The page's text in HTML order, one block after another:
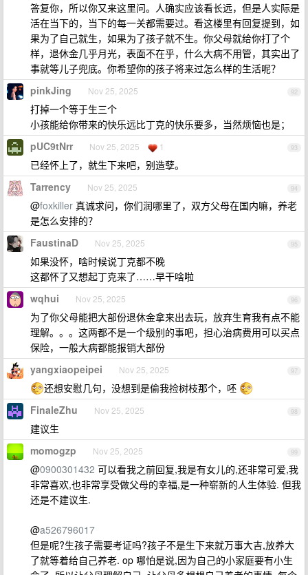
答复你，所以你又来这里问。人确实应该看长远，但是人实际是
活在当下的，当下的每一关都需要过。看这楼里有回复提到，如
果为了自己就生，如果为了孩子就不生。你父母就给你打了个
样，退休金几乎月光，表面不在乎，什么大病不用管，其实出了
事就等儿子兜底。你希望你的孩子将来过怎么样的生活呢？
92
pinkJing Nov 25, 2025
打掉一个等于生三个
小孩能给你带来的快乐远比丁克的快乐要多，当然烦恼也是；
93
pUC9tNrr Nov 25, 2025 1
已经怀上了，就生下来吧，别造孽。
94
Tarrency Nov 25, 2025
@foxkiller 真诚求问，你们润哪里了，双方父母在国内嘛，养老
是怎么安排的？
95
FaustinaD Nov 25, 2025
如果没怀，啥时候说丁克都不晚
这都怀了又想起丁克来了……早干啥啦
96
wqhui Nov 25, 2025
为了你父母能把大部份退休金拿来出去玩，放弃生育我有点不能
理解。。。这两都不是一个级别的事吧，担心治病费用可以买点
保险，一般大病都能报销大部份
97
yangxiaopeipei Nov 25, 2025
还想安慰几句，没想到是偷我捡树枝那个，呸
98
FinaleZhu Nov 25, 2025
建议生
99
momogzp Nov 25, 2025
@0900301432 可以看我之前回复,我是有女儿的,还非常可爱,我
非常喜欢,也非常享受做父母的幸福,是一种崭新的人生体验. 但我
还是不建议生.
@a526796017
但是呢?生孩子需要考证吗?孩子不是生下来就万事大吉,放养大
了就等着给自己养老. op 哪怕是说,因为自己的小家庭要有小生